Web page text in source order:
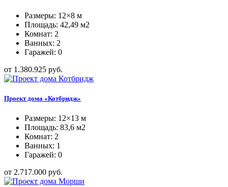
Размеры: 12×8 м
Площадь: 42,49 м2
Комнат: 2
Ванных: 2
Гаражей: 0
от 1.380.925 руб.
Проект дома «Котбридж»
Размеры: 12×13 м
Площадь: 83,6 м2
Комнат: 2
Ванных: 1
Гаражей: 0
от 2.717.000 руб.